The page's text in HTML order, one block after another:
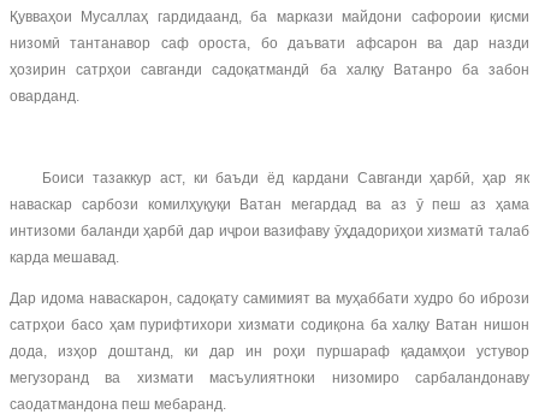
Қувваҳои Мусаллаҳ гардидаанд, ба маркази майдони сафороии қисми
низомӣ тантанавор саф ороста, бо даъвати афсарон ва дар назди
ҳозирин сатрҳои савганди садоқатмандӣ ба халқу Ватанро ба забон
оварданд.
Боиси тазаккур аст, ки баъди ёд кардани Савганди ҳарбӣ, ҳар як
наваскар сарбози комилҳуқуқи Ватан мегардад ва аз ӯ пеш аз ҳама
интизоми баланди ҳарбӣ дар иҷрои вазифаву ӯҳдадориҳои хизматӣ талаб
карда мешавад.
Дар идома наваскарон, садоқату самимият ва муҳаббати худро бо ибрози
сатрҳои басо ҳам пурифтихори хизмати содиқона ба халқу Ватан нишон
дода, изҳор доштанд, ки дар ин роҳи пуршараф қадамҳои устувор
мегузоранд ва хизмати масъулиятноки низомиро сарбаландонаву
саодатмандона пеш мебаранд.